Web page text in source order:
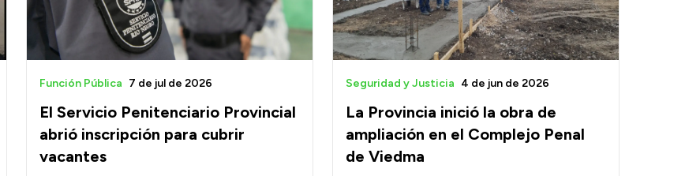
El Servicio Penitenciario Provincial
abrió inscripción para cubrir
vacantes
Función Pública 7 de jul de 2026
La Provincia inició la obra de
ampliación en el Complejo Penal
de Viedma
Seguridad y Justicia 4 de jun de 2026